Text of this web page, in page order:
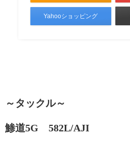
Yahooショッピング
～タックル～
鯵道5G 582L/AJI